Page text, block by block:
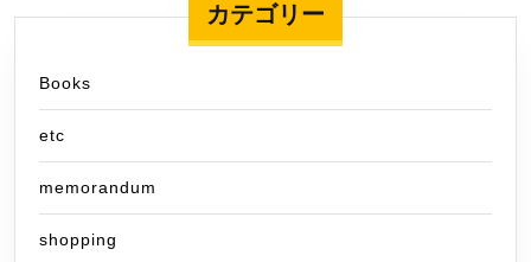
カテゴリー
Books
etc
memorandum
shopping